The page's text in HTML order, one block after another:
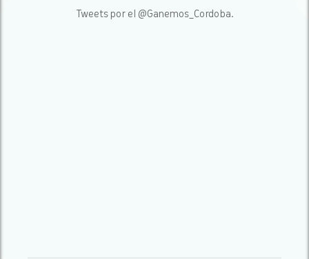
Tweets por el @Ganemos_Cordoba.